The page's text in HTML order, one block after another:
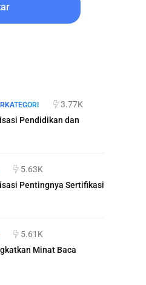
3.77K
Pendidikan dan
5.63K
Pentingnya Sertifikasi
5.61K
Minat Baca